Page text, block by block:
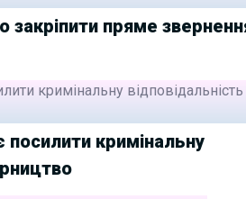
закріпити пряме
посилити кримінальну